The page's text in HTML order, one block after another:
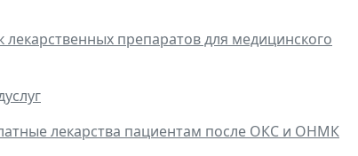
препаратов для медицинского
лекарства пациентам после ОКС и ОНМК